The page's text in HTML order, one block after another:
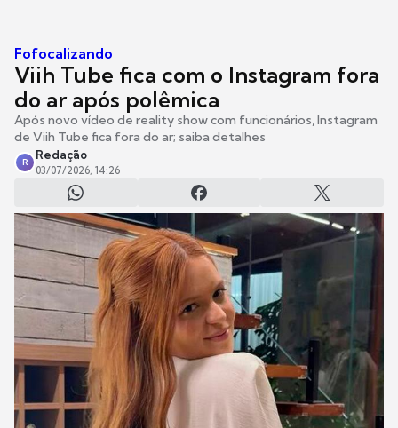
Fofocalizando
Viih Tube fica com o Instagram fora
do ar após polêmica
Após novo vídeo de reality show com funcionários, Instagram
de Viih Tube fica fora do ar; saiba detalhes
R
Redação
03/07/2026, 14:26